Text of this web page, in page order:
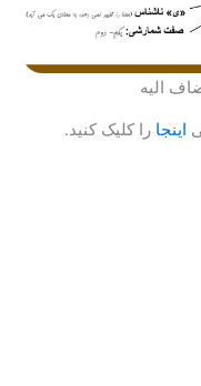
الیه
اینجا را کلیک کنید.